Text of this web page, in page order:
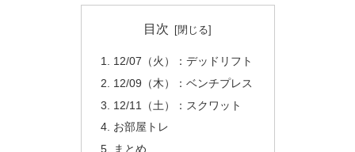
目次
12/07（火）：デッドリフト
12/09（木）：ベンチプレス
12/11（土）：スクワット
お部屋トレ
まとめ